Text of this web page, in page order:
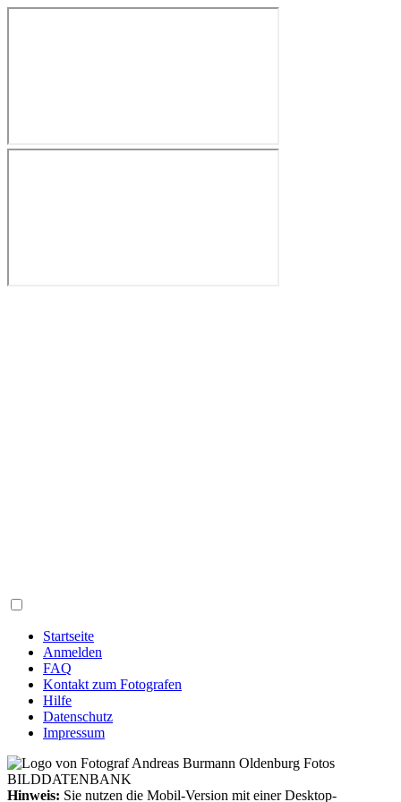
Startseite
Anmelden
FAQ
Kontakt zum Fotografen
Hilfe
Datenschutz
Impressum
Hinweis: Sie nutzen die Mobil-Version mit einer Desktop-